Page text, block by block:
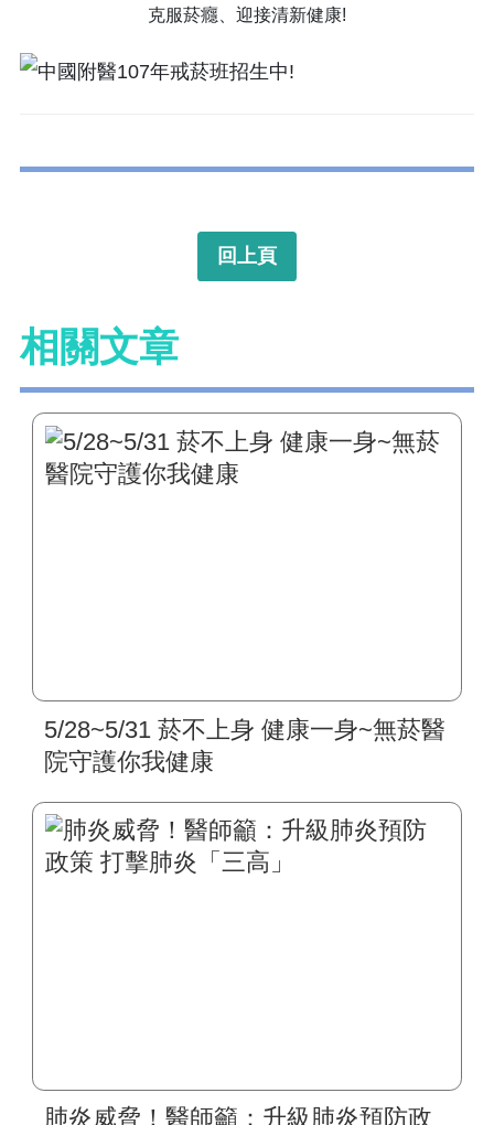
克服菸癮、迎接清新健康!
回上頁
相關文章
5/28~5/31 菸不上身 健康一身~無菸醫
院守護你我健康
肺炎威脅！醫師籲：升級肺炎預防政